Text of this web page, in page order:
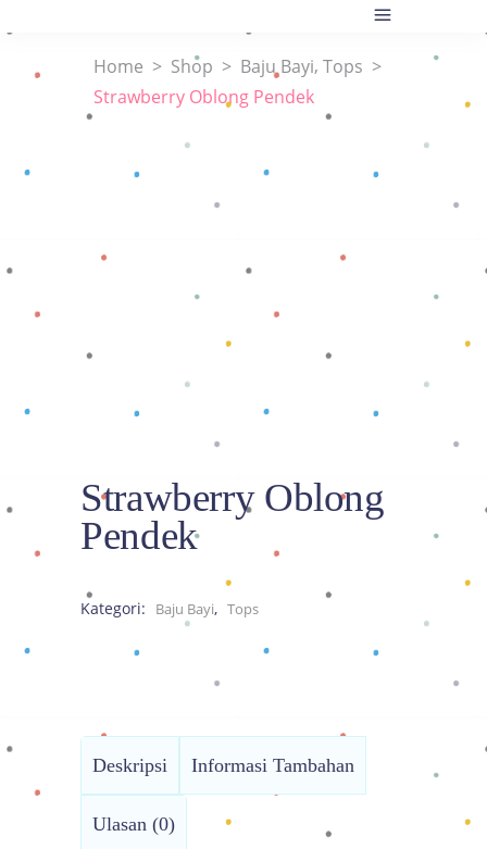
Home > Shop > Baju Bayi, Tops >
Strawberry Oblong Pendek
Strawberry Oblong
Pendek
Kategori: Baju Bayi, Tops
Deskripsi Informasi Tambahan
Ulasan (0)